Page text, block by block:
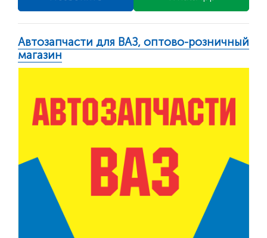
Автозапчасти для ВАЗ, оптово-розничный
магазин